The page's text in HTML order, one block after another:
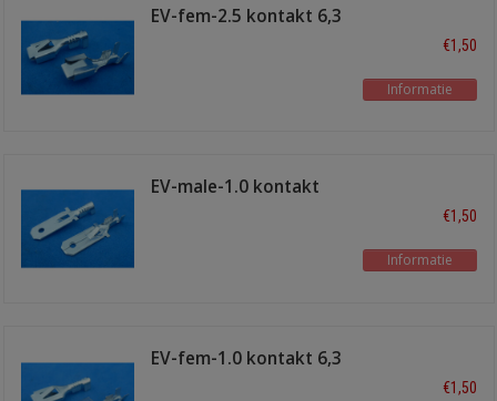
EV-fem-2.5 kontakt 6,3
€1,50
Informatie
EV-male-1.0 kontakt
€1,50
Informatie
EV-fem-1.0 kontakt 6,3
€1,50